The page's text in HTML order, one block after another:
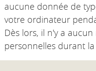
aucune donnée de
votre ordinateur
Dès lors, il n'y a
personnelles durant la